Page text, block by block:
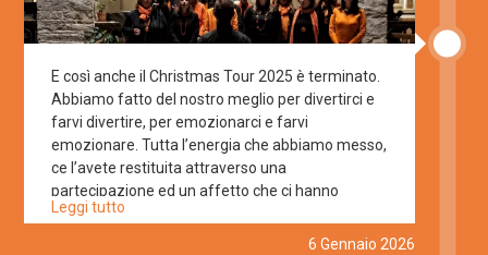
E così anche il Christmas Tour 2025 è terminato.
Abbiamo fatto del nostro meglio per divertirci e
farvi divertire, per emozionarci e farvi
emozionare. Tutta l’energia che abbiamo messo,
ce l’avete restituita attraverso una
partecipazione ed un affetto che ci hanno
travolti. Per questo vi ringraziamo, vi
abbracciamo e vi chiediamo di continuare a
Leggi tutto
6 Gennaio 2026